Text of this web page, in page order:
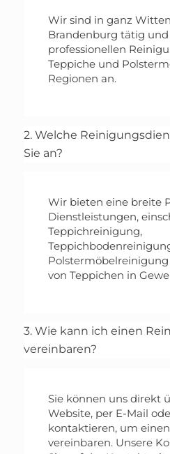
Wir sind in ganz
Brandenburg tätig
professionellen
Teppiche und
Regionen an.
2. Welche
Sie an?
Wir bieten eine breite
Dienstleistungen,
Teppichreinigung,
von Teppichen in
3. Wie kann ich einen
vereinbaren?
Sie können uns direkt
Website, per E-Mail
kontaktieren, um
vereinbaren. Unsere